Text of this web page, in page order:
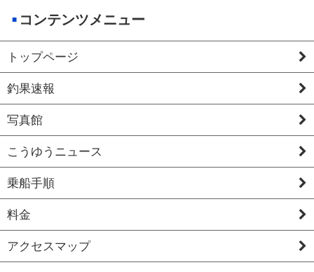
コンテンツメニュー
トップページ
釣果速報
写真館
こうゆうニュース
乗船手順
料金
アクセスマップ